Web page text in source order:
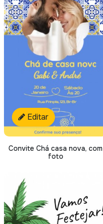
Editar
Convite Chá casa nova, com
foto